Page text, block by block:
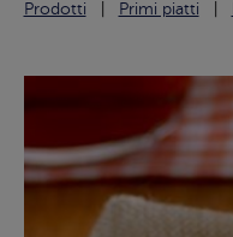
Prodotti Primi piatti